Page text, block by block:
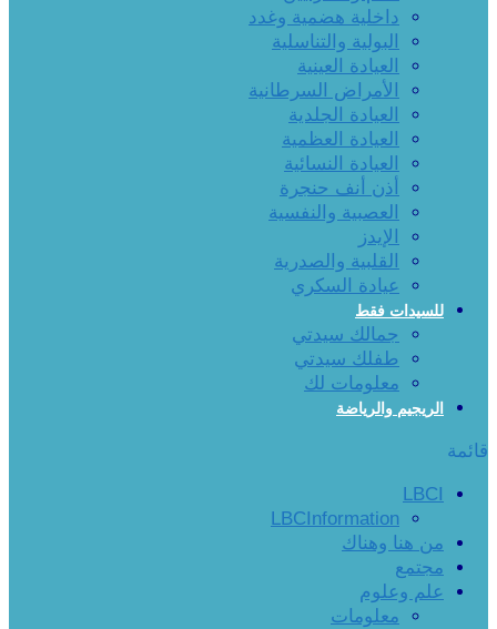
داخلية هضمية وغدد
البولية والتناسلية
العيادة العينية
الأمراض السرطانية
العيادة الجلدية
العيادة العظمية
العيادة النسائية
أذن أنف حنجرة
العصبية والنفسية
الإيدز
القلبية والصدرية
عيادة السكري
للسيدات فقط
جمالك سيدتي
طفلك سيدتي
معلومات لك
الريجيم والرياضة
قائمة
LBCI
LBCInformation
من هنا وهناك
مجتمع
علم وعلوم
معلومات